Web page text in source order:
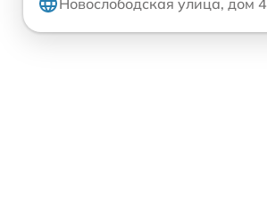
Новослободская улица, дом 4